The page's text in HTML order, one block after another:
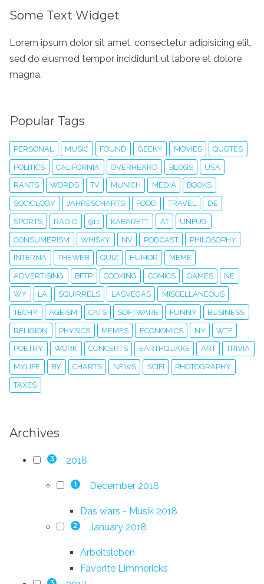
Some Text Widget
Lorem ipsum dolor sit amet, consectetur adipisicing elit,
sed do eiusmod tempor incididunt ut labore et dolore
magna.
Popular Tags
PERSONAL MUSIC FOUND GEEKY MOVIES QUOTES
POLITICS CALIFORNIA OVERHEARD BLOGS USA
RANTS WORDS TV MUNICH MEDIA BOOKS
SOCIOLOGY JAHRESCHARTS FOOD TRAVEL DE
SPORTS RADIO 911 KABARETT AT UNFUG
CONSUMERISM WHISKY NV PODCAST PHILOSOPHY
INTERNA THEWEB QUIZ HUMOR MEME
ADVERTISING BFTP COOKING COMICS GAMES NE
WY LA SQUIRRELS LASVEGAS MISCELLANEOUS
TECHY AGEISM CATS SOFTWARE FUNNY BUSINESS
RELIGION PHYSICS MEMES ECONOMICS NY WTF
POETRY WORK CONCERTS EARTHQUAKE ART TRIVIA
MYLIFE BY CHARTS NEWS SCIFI PHOTOGRAPHY
TAXES
Archives
3 2018
1 December 2018
Das wars - Musik 2018
2 January 2018
Arbeitsleben
Favorite Limmericks